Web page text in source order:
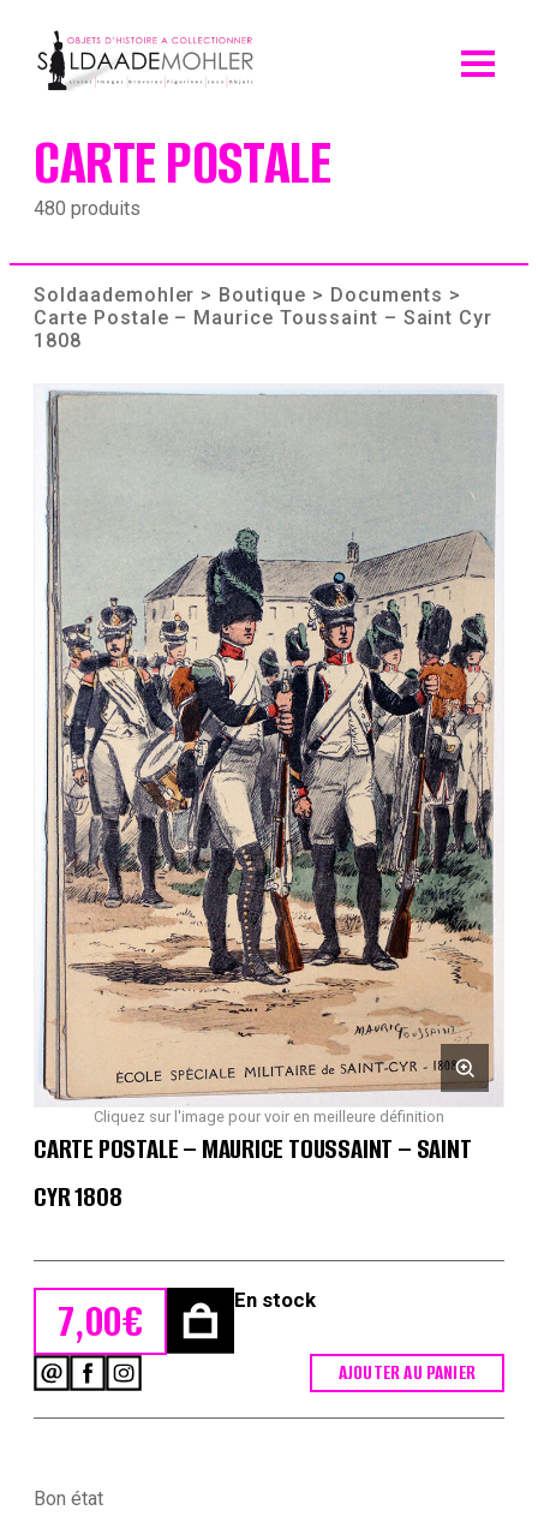
content
CARTE POSTALE
480 produits
Soldaademohler > Boutique > Documents >
Carte Postale – Maurice Toussaint – Saint Cyr
1808
Cliquez sur l'image pour voir en meilleure définition
CARTE POSTALE – MAURICE TOUSSAINT – SAINT
CYR 1808
7,00€ En stock
AJOUTER AU PANIER
Bon état